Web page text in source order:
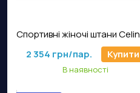
2 354 грн/пар.
Купити
В наявності